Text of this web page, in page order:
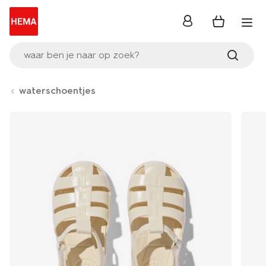
waar ben je naar op zoek?
inloggen
waterschoentjes